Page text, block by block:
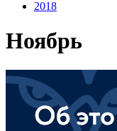
2018
Ноябрь